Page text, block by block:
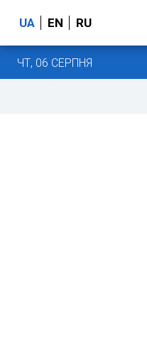
UA EN RU
ЧТ, 06 СЕРПНЯ